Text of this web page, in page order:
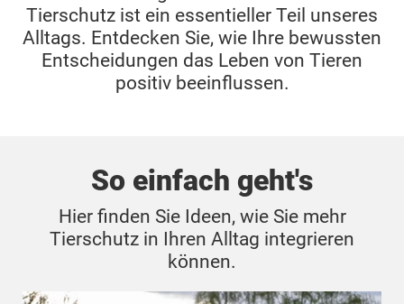
Tierschutz ist ein essentieller Teil unseres
Alltags. Entdecken Sie, wie Ihre bewussten
Entscheidungen das Leben von Tieren
positiv beeinflussen.
So einfach geht's
Hier finden Sie Ideen, wie Sie mehr
Tierschutz in Ihren Alltag integrieren
können.